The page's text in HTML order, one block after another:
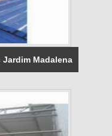
Madalena